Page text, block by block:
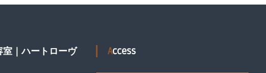
室｜ハートローヴ Access